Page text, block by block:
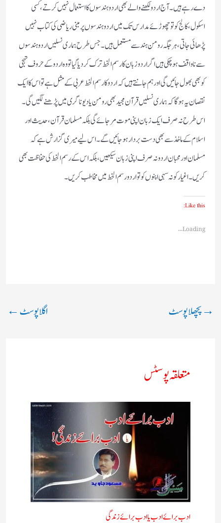
دے رہے ہیں۔آج اردو لکھنے والے بھی اردو ہندسوں کا استعمال نہیں کرتے،کسی
اسکول،کالج کو تو چھوڑئے مدارس تک میں اردو ہندسوں پر مبنی ریاضی کی کتاب نہیں
پڑھائی جاتی،ہر جگہ رومن ہند سے مستعمل ہیں۔جس طرح ہماری نسلیں اردو ہندسوں
سے ناواقف ہوچکی ہیں اگر اردو زبان کا رسم الخط ترک کردیا گیا تو وہ اردو کے حروف تہجی
کو بھی بھول جائیں گی اور ہم جانتے ہیں کہ اردو کا رسم الخط عربی کے مثل ہے تو اس کا ایک
نقصان یہ ہوگا کہ ہماری نسلیں قرآن مجید بھی رومن یا دیوناگری میں پڑھنے لگیں گی۔
اس طرح نہ صرف ایک زبان اپنی موت مرجائے گی بلکہ مسلمان قرآن،حدیث اور
اسلام کے ماخذ سے بھی دست بردار ہوجائیں گے۔اس لیے میری گزارش ہے کہ
مسلمان اور محبان اردو نہ صرف اپنی زبان سیکھیں،بلکہ اس کے رسم الخط کی حفاظت بھی
کریں۔اغیار کو نہ سہی اپنوں کو تو اردو رسم الخط میں مخاطب کریں۔
Like this:
Loading...
→پچھلا پوسٹ اگلا پوسٹ←
متعلقہ پوسٹس
ادب برائے ادب یا ادب برائے زندگی